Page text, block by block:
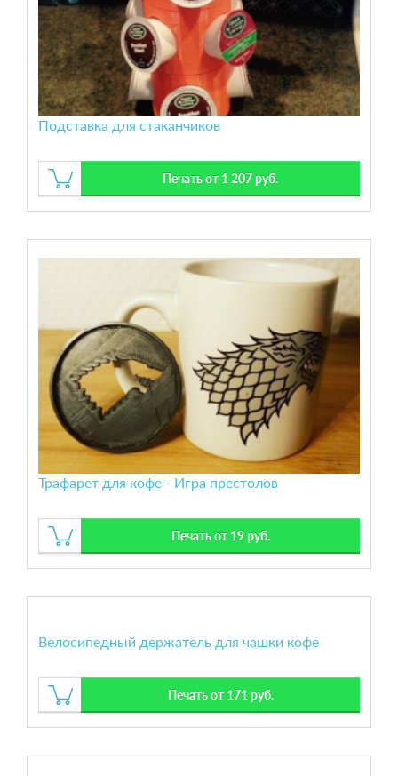
Подставка для стаканчиков
Печать от 1 207 руб.
Трафарет для кофе - Игра престолов
Печать от 19 руб.
Велосипедный держатель для чашки кофе
Печать от 171 руб.